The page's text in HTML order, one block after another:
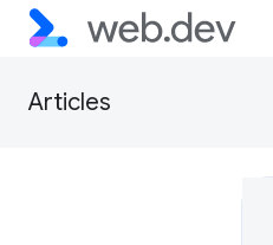
Articles